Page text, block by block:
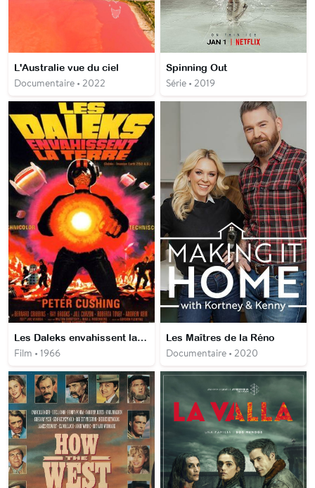
L'Australie vue du ciel
Documentaire • 2022
Spinning Out
Série • 2019
Les Daleks envahissent la terre
Film • 1966
Les Maîtres de la Réno
Documentaire • 2020